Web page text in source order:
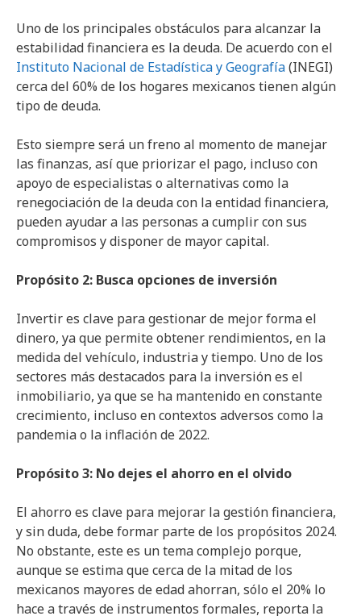
Uno de los principales obstáculos para alcanzar la
estabilidad financiera es la deuda. De acuerdo con el
Instituto Nacional de Estadística y Geografía(INEGI)
cerca del 60% de los hogares mexicanos tienen algún
tipo de deuda.
Esto siempre será un freno al momento de manejar
las finanzas, así que priorizar el pago, incluso con
apoyo de especialistas o alternativas como la
renegociación de la deuda con la entidad financiera,
pueden ayudar a las personas a cumplir con sus
compromisos y disponer de mayor capital.
Propósito 2: Busca opciones de inversión
Invertir es clave para gestionar de mejor forma el
dinero, ya que permite obtener rendimientos, en la
medida del vehículo, industria y tiempo. Uno de los
sectores más destacados para la inversión es el
inmobiliario, ya que se ha mantenido en constante
crecimiento, incluso en contextos adversos como la
pandemia o la inflación de 2022.
Propósito 3: No dejes el ahorro en el olvido
El ahorro es clave para mejorar la gestión financiera,
y sin duda, debe formar parte de los propósitos 2024.
No obstante, este es un tema complejo porque,
aunque se estima que cerca de la mitad de los
mexicanos mayores de edad ahorran, sólo el 20% lo
hace a través de instrumentos formales, reporta la